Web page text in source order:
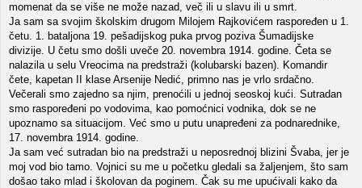
momenat da se više ne može nazad, več ili u slavu ili u smrt.
Ja sam sa svojim školskim drugom Milojem Rajkovićem raspoređen u 1.
četu. 1. bataljona 19. pešadijskog puka prvog poziva Šumadijske
divizije. U četu smo došli uveče 20. novembra 1914. godine. Četa se
nalazila u selu Vreocima na predstraži (kolubarski bazen). Komandir
čete, kapetan II klase Arsenije Nedić, primno nas je vrlo srdačno.
Večerali smo zajedno sa njim, prenoćili u jednoj seoskoj kući. Sutradan
smo raspoređeni po vodovima, kao pomoćnici vodnika, dok se ne
upoznamo sa situacijom. Već smo u putu unapređeni za podnarednike,
17. novembra 1914. godine.
Ja sam već sutradan bio na predstraži u neposrednoj blizini Švaba, jer je
moj vod bio tamo. Vojnici su me u početku gledali sa žaljenjem, što sam
došao tako mlad i školovan da poginem. Čak su me upućivali kako da